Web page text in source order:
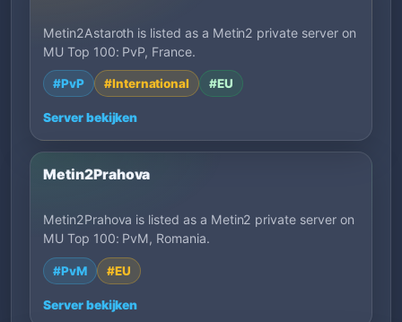
Metin2Astaroth is listed as a Metin2 private server on
MU Top 100: PvP, France.
#PvP #International #EU
Server bekijken
Metin2Prahova
Metin2Prahova is listed as a Metin2 private server on
MU Top 100: PvM, Romania.
#PvM #EU
Server bekijken